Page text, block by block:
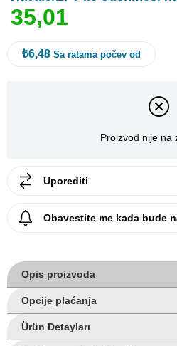
35,01
₺6,48 Sa ratama počev od
Proizvod nije na
Uporediti
Obavestite me kada bude
Opis proizvoda
Opcije plaćanja
Ürün Detayları